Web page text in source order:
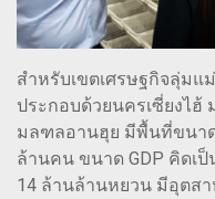
สำหรับเขตเศรษฐกิจลุ่มแ
ประกอบด้วยนครเซี่ยงไฮ้
มลฑลอานฮุย มีพื้นที่ขนาด
ล้านคน ขนาด GDP คิดเ
14 ล้านล้านหยวน มีอุตส